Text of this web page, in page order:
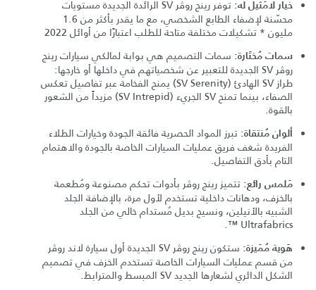
خيار لامَثيل له:
توفر رينج روڤر SV الرائدة الجديدة مستويات
محسّنة لإضفاء الطابع الشخصي، مع ما يقدر بأكثر من 1.6
مليون * تشكيلات مختلفة متاحة للطلب اعتبارًا من أوائل 2022
سمات مُختَارة: سمات التصميم هي بوابة لمالكي سيارات رينج
روڤر SV الجديدة للتعبير عن شخصياتهم في داخلها أو خارجها:
طراز SV الهادئ (SV Serenity) يمنح الفخامة عبر تفاصيل تعكس
الصفاء، بينما تمنح SV الجريء (SV Intrepid) مزيداً من الشعور
بالقوة.
ألوان مُنتقاة: تبرز المواد الحصرية فائقة الجودة وخيارات الطلاء
الفريدة شغف فريق عمليات السيارات الخاصة بالجودة والاهتمام
التام بأدق التفاصيل.
مَلمس رائع: تتميز رينج روڤر بأدوات تحكم مصنوعة ومُطعمة
بالخزف، ودهانات داخلية تستخدم لأول مرة، بالإضافة الجلد
الشبيه بالأنيلين، ونسيج بديل مٌستدام خالي من الجلد
Ultrafabrics ™.
هَوية مُمَيزة:
ستكون رينج روڤر SV الجديدة أول سيارة لاند روڤر
من قسم عمليات السيارات الخاصة تستخدم الخزف في تصميم
الشكل الدائري لشعارها الجديد SV المبسط والمترابط.